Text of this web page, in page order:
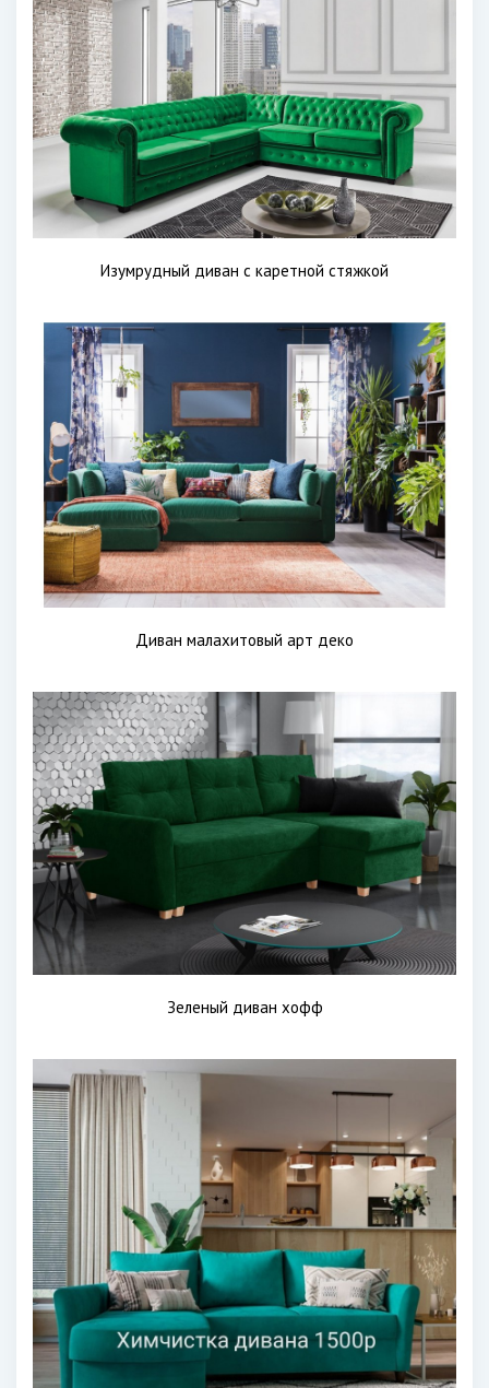
Изумрудный диван с каретной стяжкой
Диван малахитовый арт деко
Зеленый диван хофф